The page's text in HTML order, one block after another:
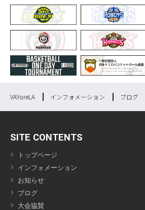
VAYoreLA インフォメーション ブログ
SITE CONTENTS
トップページ
インフォメーション
お知らせ
ブログ
大会協賛